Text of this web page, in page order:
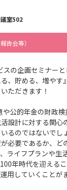
室502
告会等）
の企画セミナー
、貯める、増やす
ただきます！
公的年金の財政検
設計に対する関心
るのではないでし
必要であるか、ど
ライフプランや生
年時代を迎える
用していくことが